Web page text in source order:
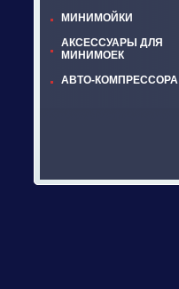
МИНИМОЙКИ
АКСЕССУАРЫ ДЛЯ
МИНИМОЕК
АВТО-КОМПРЕССОРА